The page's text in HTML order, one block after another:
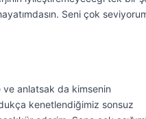
Seni çok
anlatsak da kimsenin
kenetlendiğimiz sonsuz